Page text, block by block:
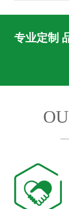
专业定制